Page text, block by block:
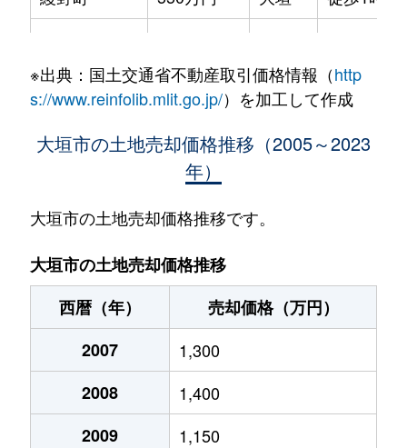
荒尾町
780万円 大垣
徒歩1時間
900万円
荒川町
5,600万円
池尻町
630万円
今宿
2,500万円 大垣
徒歩23分
2,300万円
1,400万円
7,900万円
※出典：国土交通省不動産取引価格情報（http
s://www.reinfolib.mlit.go.jp/）を加工して作成
大垣市の土地売却価格推移（2005～2023
年）
大垣市の土地売却価格推移です。
大垣市の土地売却価格推移
西暦（年）
売却価格（万円）
2007
1,300
2008
1,400
2009
1,150